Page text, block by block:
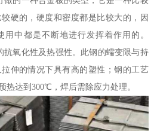
硬的，硬度和密度都是比较大的，因
中都是不断地进行发挥着作用的。
抗氧化性及热强性。此钢的蠕变限与持
伸的情况下具有高的塑性；钢的工艺
热达到300℃，焊后需除应力处理。